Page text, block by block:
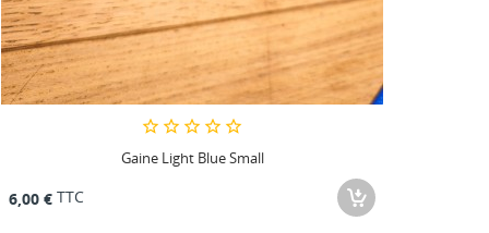
Gaine Light Blue Small
6,00 € TTC